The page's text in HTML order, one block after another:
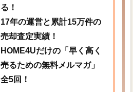
る！
17年の運営と累計15万件の
売却査定実績！
HOME4Uだけの「早く高く
売るための無料メルマガ」
全5回！